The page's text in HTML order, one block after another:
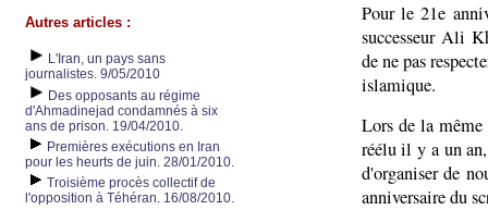
Autres articles :
L'Iran, un pays sans
journalistes. 9/05/2010
Des opposants au régime
d'Ahmadinejad condamnés à six
ans de prison. 19/04/2010.
Premières exécutions en Iran
pour les heurts de juin. 28/01/2010.
Troisième procès collectif de
l'opposition à Téhéran. 16/08/2010.
Pour le 21e
successeur Ali
de ne pas
islamique.
Lors de la
réélu il y a un
d'organiser de
anniversaire du